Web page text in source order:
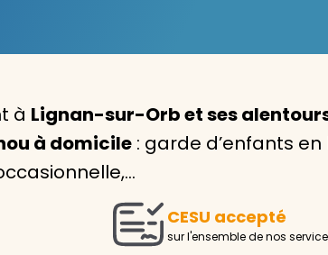
Avec
service à
Pour l’entretien de
ou
à Lignan-sur-Orb et ses
à domicile : garde d’enfants
CESU accepté
sur l'ensemble de nos